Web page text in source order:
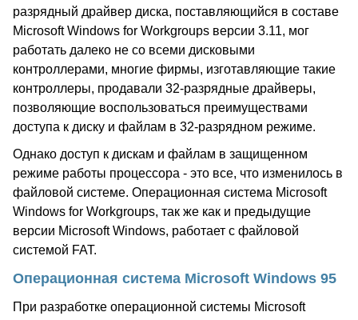
разрядный драйвер диска, поставляющийся в составе
Microsoft Windows for Workgroups версии 3.11, мог
работать далеко не со всеми дисковыми
контроллерами, многие фирмы, изготавляющие такие
контроллеры, продавали 32-разрядные драйверы,
позволяющие воспользоваться преимуществами
доступа к диску и файлам в 32-разрядном режиме.
Однако доступ к дискам и файлам в защищенном
режиме работы процессора - это все, что изменилось в
файловой системе. Операционная система Microsoft
Windows for Workgroups, так же как и предыдущие
версии Microsoft Windows, работает с файловой
системой FAT.
Операционная система Microsoft Windows 95
При разработке операционной системы Microsoft